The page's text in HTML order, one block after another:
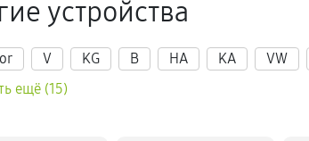
устройства
V KG B HA KA VW
ещё (15)